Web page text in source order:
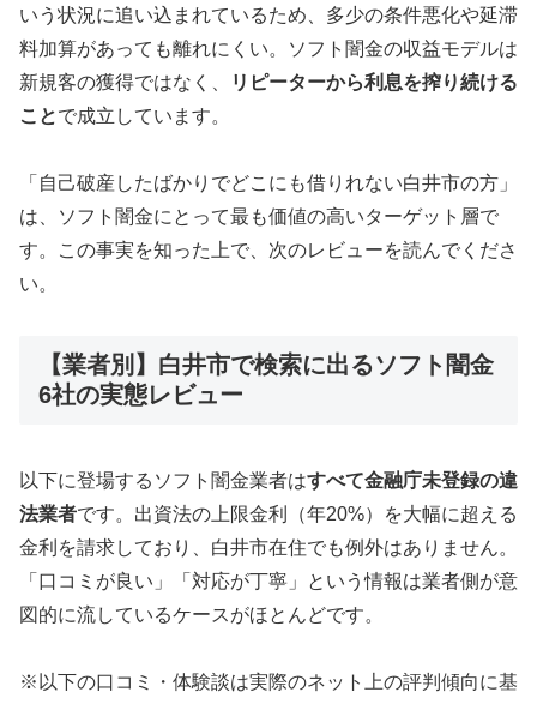
いう状況に追い込まれているため、多少の条件悪化や延滞
料加算があっても離れにくい。ソフト闇金の収益モデルは
新規客の獲得ではなく、
リピーターから利息を搾り続ける
ことで成立しています。
「自己破産したばかりでどこにも借りれない白井市の方」
は、ソフト闇金にとって最も価値の高いターゲット層で
す。この事実を知った上で、次のレビューを読んでくださ
い。
【業者別】白井市で検索に出るソフト闇金
6社の実態レビュー
以下に登場するソフト闇金業者はすべて金融庁未登録の違
法業者です。出資法の上限金利（年20%）を大幅に超える
金利を請求しており、白井市在住でも例外はありません。
「口コミが良い」「対応が丁寧」という情報は業者側が意
図的に流しているケースがほとんどです。
※以下の口コミ・体験談は実際のネット上の評判傾向に基